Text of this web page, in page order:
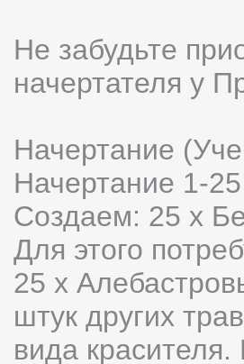
Не забудьте
начертателя у
Начертание
Начертание 1-25
Создаем: 25 х
Для этого
25 x
штук других
вида